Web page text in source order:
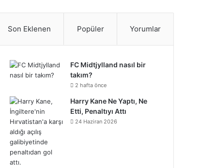
o
o
k
e
r
r
e
s
t
d
n
b
r
s
t
a
r
a
m
o
t
i
y
T
o
r
e
o
n
Son Eklenen Popüler Yorumlar
FC Midtjylland nasıl bir
takım?
2 hafta önce
Harry Kane Ne Yaptı, Ne
Etti, Penaltıyı Attı
24 Haziran 2026